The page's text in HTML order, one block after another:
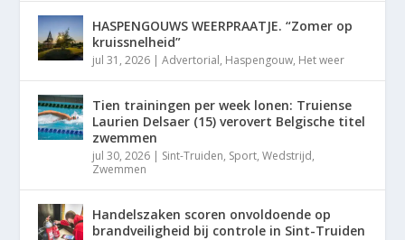
HASPENGOUWS WEERPRAATJE. “Zomer op
kruissnelheid”
jul 31, 2026 |Advertorial, Haspengouw, Het weer
Tien trainingen per week lonen: Truiense
Laurien Delsaer (15) verovert Belgische titel
zwemmen
jul 30, 2026 | Sint-Truiden, Sport,Wedstrijd,
Zwemmen
Handelszaken scoren onvoldoende op
brandveiligheid bij controle in Sint-Truiden